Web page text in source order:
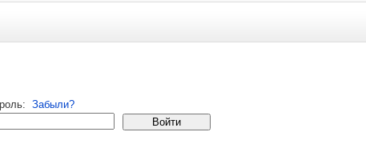
Забыли?